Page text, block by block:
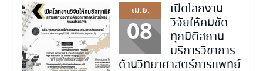
เม.ย.
08
เปิดโลกงาน
วิจัยให้คมชัด
ทุกมิติสถาน
บริการวิชาการ
ด้านวิทยาศาสตร์การแพทย์